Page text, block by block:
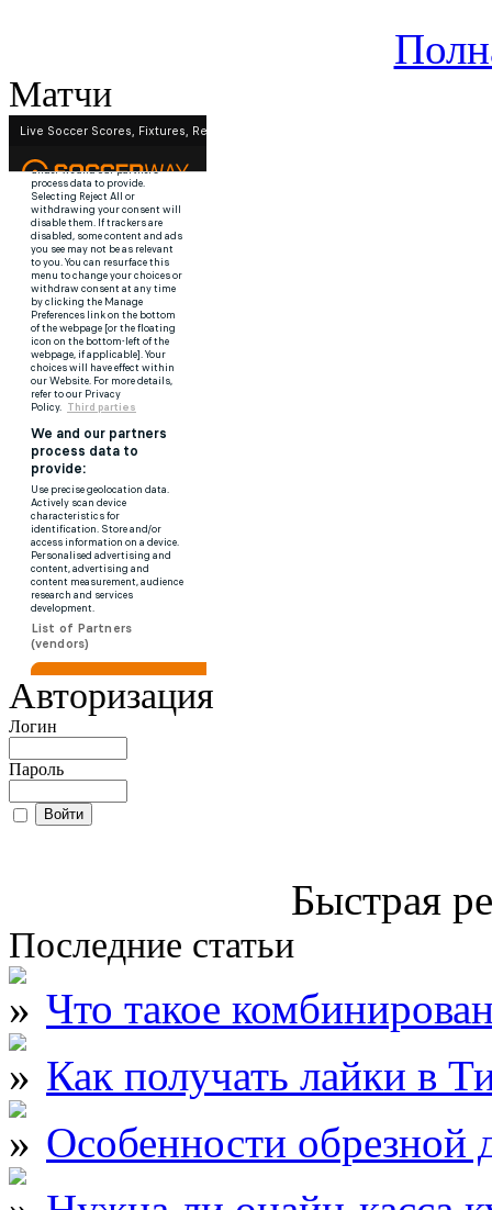
Матчи
Авторизация
Логин
Пароль
Быстрая
Последние статьи
Что такое
Как получать лайки в
Особенности обрезной